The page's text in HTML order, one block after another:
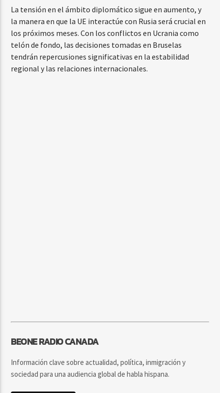
La tensión en el ámbito diplomático sigue en aumento, y
la manera en que la UE interactúe con Rusia será crucial en
los próximos meses. Con los conflictos en Ucrania como
telón de fondo, las decisiones tomadas en Bruselas
tendrán repercusiones significativas en la estabilidad
regional y las relaciones internacionales.
BEONE RADIO CANADA
Información clave sobre actualidad, política, inmigración y
sociedad para una audiencia global de habla hispana.